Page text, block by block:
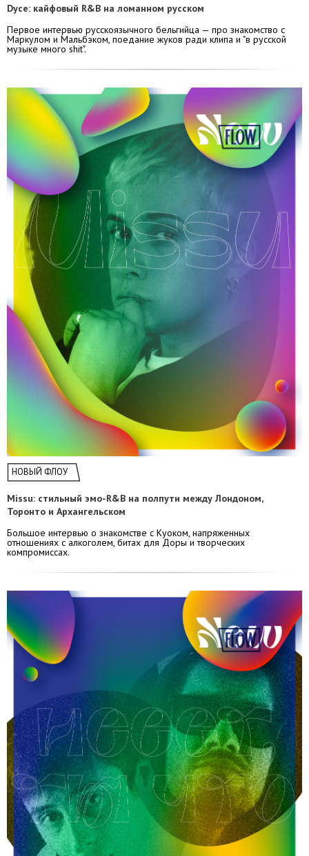
Dyce: кайфовый R&B на ломанном русском
Первое интервью русскоязычного бельгийца — про знакомство с
Маркулом и Мальбэком, поедание жуков ради клипа и "в русской
музыке много shit".
НОВЫЙ ФЛОУ
​​Missu: стильный эмо-R&B на полпути между Лондоном,
Торонто и Архангельском
Большое интервью о знакомстве с Куоком, напряженных
отношениях с алкоголем, битах для Доры и творческих
компромиссах.